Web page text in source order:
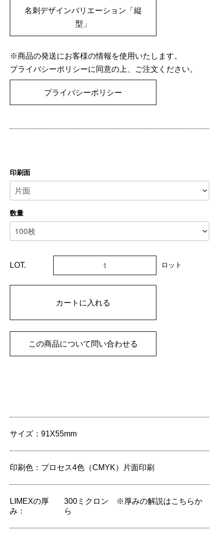
名刺デザインバリエーション「縦
型」
※商品の発送にお客様の情報を使用いたします。
プライバシーポリシーに同意の上、ご注文ください。
プライバシーポリシー
印刷面
数量
LOT. ロット
カートに入れる
この商品について問い合わせる
サイズ： 91X55mm
印刷色： プロセス4色（CMYK）片面印刷
LIMEXの厚
み：
300ミクロン
※厚みの解説はこちらか
ら